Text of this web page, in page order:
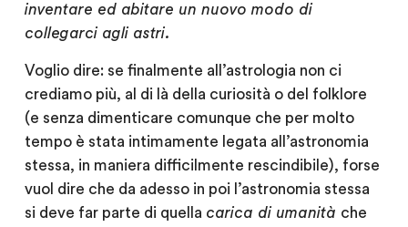
inventare ed abitare un nuovo modo di
collegarci agli astri.
Voglio dire: se finalmente all’astrologia non ci
crediamo più, al di là della curiosità o del folklore
(e senza dimenticare comunque che per molto
tempo è stata intimamente legata all’astronomia
stessa, in maniera difficilmente rescindibile), forse
vuol dire che da adesso in poi l’astronomia stessa
si deve far parte di quella carica di umanità che